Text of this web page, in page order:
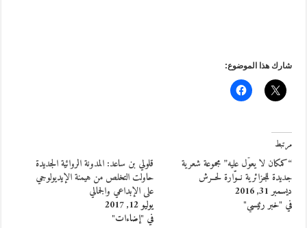
شارك هذا الموضوع:
مرتبط
“كمكان لا يعوّل عليه” مجموعة شعرية
جديدة للجزائرية نــوّارة لحــرش
ديسمبر 31, 2016
في "خبر رئيسي"
قلولي بن ساعد: المدونة الروائية الجديدة
حاولت التخلص من هيمنة الإيديولوجي
على الإبداعي والجمالي
يوليو 12, 2017
في "إضاءات"